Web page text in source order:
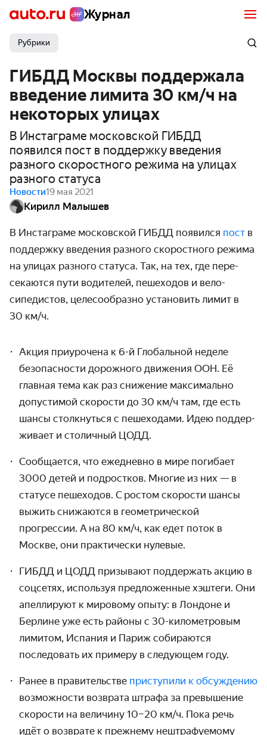
Журнал
Рубрики
ГИБДД Москвы поддержала
введение лимита 30 км/ч на
некоторых улицах
В Инстаграме московской ГИБДД
появился пост в поддержку введения
разного скоростного режима на улицах
разного статуса
Новости19 мая 2021
Кирилл Малышев
В Инстаграме московской ГИБДД появился пост в
поддержку введения разного скоростного режима
на улицах разного статуса. Так, на тех, где пере­
секаются пути водителей, пешеходов и вело­
сипедистов, целе­сообразно установить лимит в
30 км/ч.
Акция приурочена к 6-й Глобальной неделе
безопас­ности дорожного движения ООН. Её
главная тема как раз снижение максимально
допустимой скорости до 30 км/ч там, где есть
шансы столкнуться с пешеходами. Идею поддер­
живает и столичный ЦОДД.
Сообщается, что ежедневно в мире погибает
3000 детей и подростков. Многие из них — в
статусе пешеходов. С ростом скорости шансы
выжить снижаются в геометри­ческой
прогрессии. А на 80 км/ч, как едет поток в
Москве, они практически нулевые.
ГИБДД и ЦОДД призывают поддержать акцию в
соцсетях, используя пред­ложенные хэштеги. Они
апеллируют к мировому опыту: в Лондоне и
Берлине уже есть районы с 30-кило­метро­вым
лимитом, Испания и Париж собираются
последовать их примеру в следующем году.
Ранее в правительстве приступили к обсуждению
возмож­ности возврата штрафа за превышение
скорости на величину 10–20 км/ч. Пока речь
идёт о возврате к прежнему нештрафу­емому